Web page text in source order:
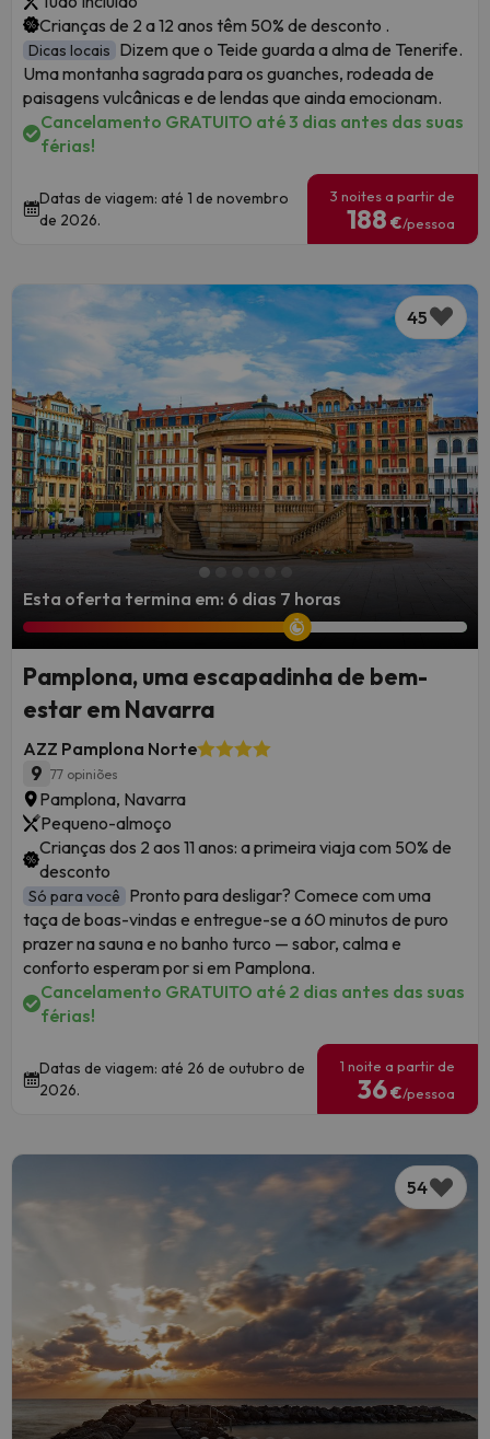
Crianças de 2 a 12 anos têm 50% de desconto .
Dicas locais Dizem que o Teide guarda a alma de Tenerife.
Uma montanha sagrada para os guanches, rodeada de
paisagens vulcânicas e de lendas que ainda emocionam.
Cancelamento GRATUITO até 3 dias antes das suas
férias!
Datas de viagem: até 1 de novembro
de 2026.
3 noites a partir de
188 €/pessoa
45
Esta oferta termina em: 6 dias 7 horas
Pamplona, uma escapadinha de bem-
estar em Navarra
AZZ Pamplona Norte
9 77 opiniões
Pamplona, Navarra
Pequeno-almoço
Crianças dos 2 aos 11 anos: a primeira viaja com 50% de
desconto
Só para você Pronto para desligar? Comece com uma
taça de boas-vindas e entregue-se a 60 minutos de puro
prazer na sauna e no banho turco — sabor, calma e
conforto esperam por si em Pamplona.
Cancelamento GRATUITO até 2 dias antes das suas
férias!
Datas de viagem: até 26 de outubro de
2026.
1 noite a partir de
36€/pessoa
54